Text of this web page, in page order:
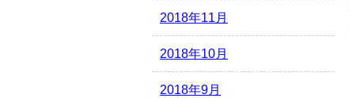
2018年11月
2018年10月
2018年9月